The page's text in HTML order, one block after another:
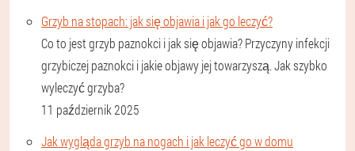
Grzyb na stopach: jak się objawia i jak go leczyć?
Co to jest grzyb paznokci i jak się objawia? Przyczyny infekcji
grzybiczej paznokci i jakie objawy jej towarzyszą. Jak szybko
wyleczyć grzyba?
11 październik 2025
Jak wygląda grzyb na nogach i jak leczyć go w domu